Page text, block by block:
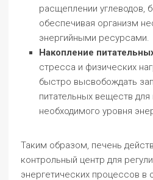
расщеплении углеводов,
обеспечивая организм
энергийными ресурсами.
Накопление
стресса и физических
быстро высвобождать
питательных веществ
необходимого уровня
Таким образом, печень
контрольный центр для
энергетических процессов в